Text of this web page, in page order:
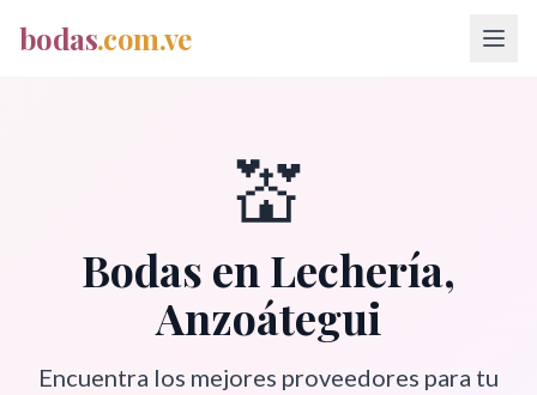
bodas.com.ve
💒
Bodas en Lechería,
Anzoátegui
Encuentra los mejores proveedores para tu